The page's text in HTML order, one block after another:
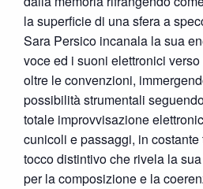
la superficie di una sfera a
Sara Persico incanala la sua
voce ed i suoni elettronici
oltre le convenzioni,
possibilità strumentali
totale improvvisazione
cunicoli e passaggi, in
tocco distintivo che rivela la
per la composizione e la